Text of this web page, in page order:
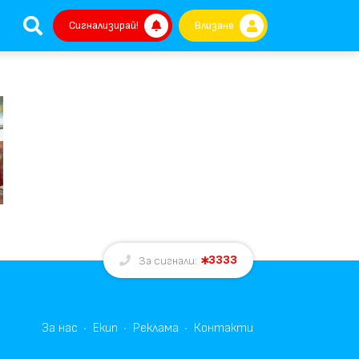
Сигнализирай! Влизане
За сигнали: 3333
За нас Екип Реклама Контакти